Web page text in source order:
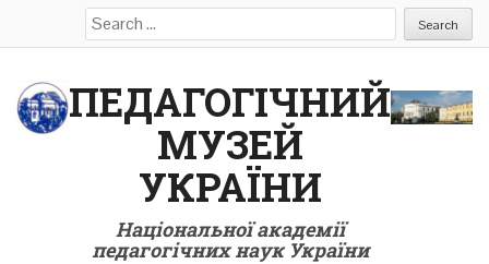
Search
for:
ПЕДАГОГІЧНИЙ
МУЗЕЙ
УКРАЇНИ
Національної академії
педагогічних наук України